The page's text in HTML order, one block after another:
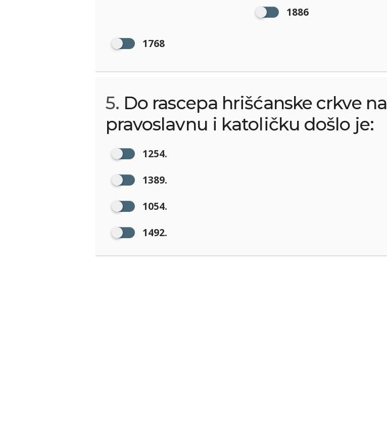
1886
1768
5. Do rascepa hrišćanske crkve na
pravoslavnu i katoličku došlo je:
1254.
1389.
1054.
1492.